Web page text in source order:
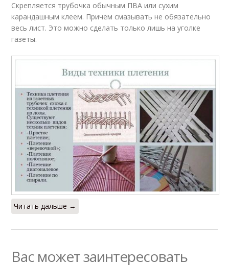
Скрепляется трубочка обычным ПВА или сухим
карандашным клеем. Причем смазывать не обязательно
весь лист. Это можно сделать только лишь на уголке
газеты.
Читать дальше →
Вас может заинтересовать